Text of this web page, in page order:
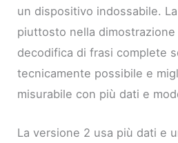
un dispositivo indossabile.
piuttosto nella
decodifica di frasi complete
tecnicamente possibile e
misurabile con più dati e
La versione 2 usa più dati e